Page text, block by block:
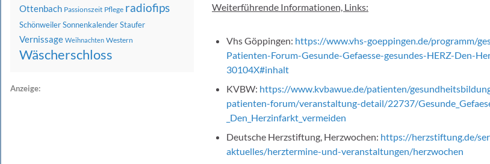
Weiterführende Informationen, Links:
Vhs Göppingen: https://www.vhs-goeppingen.de/programm/
Patienten-Forum-Gesunde-Gefaesse-gesundes-HERZ-Den-
30104X#inhalt
KVBW: https://www.kvbawue.de/patienten/
patienten-forum/veranstaltung-detail/22737/
_Den_Herzinfarkt_vermeiden
Deutsche Herzstiftung, Herzwochen: https://herzstiftung.de/
aktuelles/herztermine-und-veranstaltungen/herzwochen
Ottenbach Passionszeit Pflege radiofips
SchönweilerSonnenkalenderStaufer
Vernissage Weihnachten Western
Wäscherschloss
Anzeige: